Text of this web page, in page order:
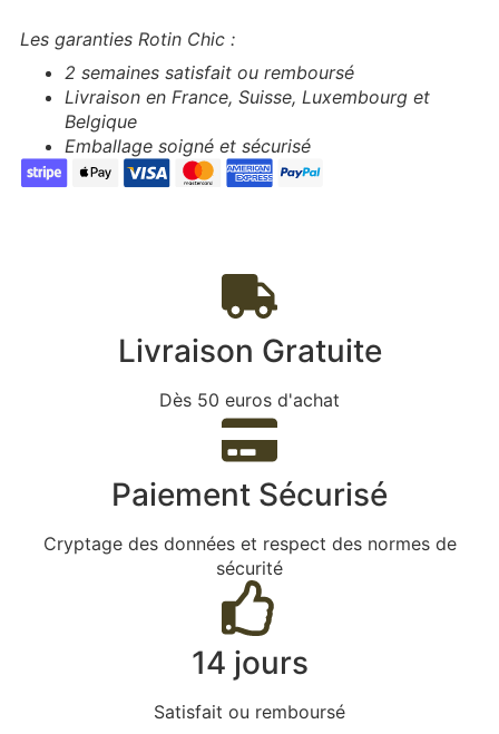
Les garanties Rotin Chic :
2 semaines satisfait ou remboursé
Livraison en France, Suisse, Luxembourg et
Belgique
Emballage soigné et sécurisé
Livraison Gratuite
Dès 50 euros d'achat
Paiement Sécurisé
Cryptage des données et respect des normes de
sécurité
14 jours
Satisfait ou remboursé